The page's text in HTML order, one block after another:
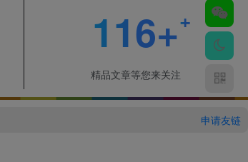
116+
精品文章等您来关注
申请友链